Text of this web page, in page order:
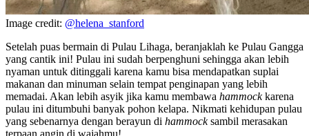
Image credit: @helena_stanford
Setelah puas bermain di Pulau Lihaga, beranjaklah ke Pulau Gangga
yang cantik ini! Pulau ini sudah berpenghuni sehingga akan lebih
nyaman untuk ditinggali karena kamu bisa mendapatkan suplai
makanan dan minuman selain tempat penginapan yang lebih
memadai. Akan lebih asyik jika kamu membawa hammockkarena
pulau ini ditumbuhi banyak pohon kelapa. Nikmati kehidupan pulau
yang sebenarnya dengan berayun di hammocksambil merasakan
terpaan angin di wajahmu!